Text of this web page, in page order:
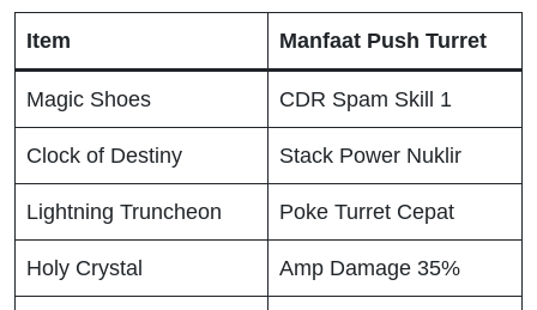
Item Manfaat Push Turret
Magic Shoes CDR Spam Skill 1
Clock of Destiny Stack Power Nuklir
Lightning Truncheon Poke Turret Cepat
Holy Crystal Amp Damage 35%